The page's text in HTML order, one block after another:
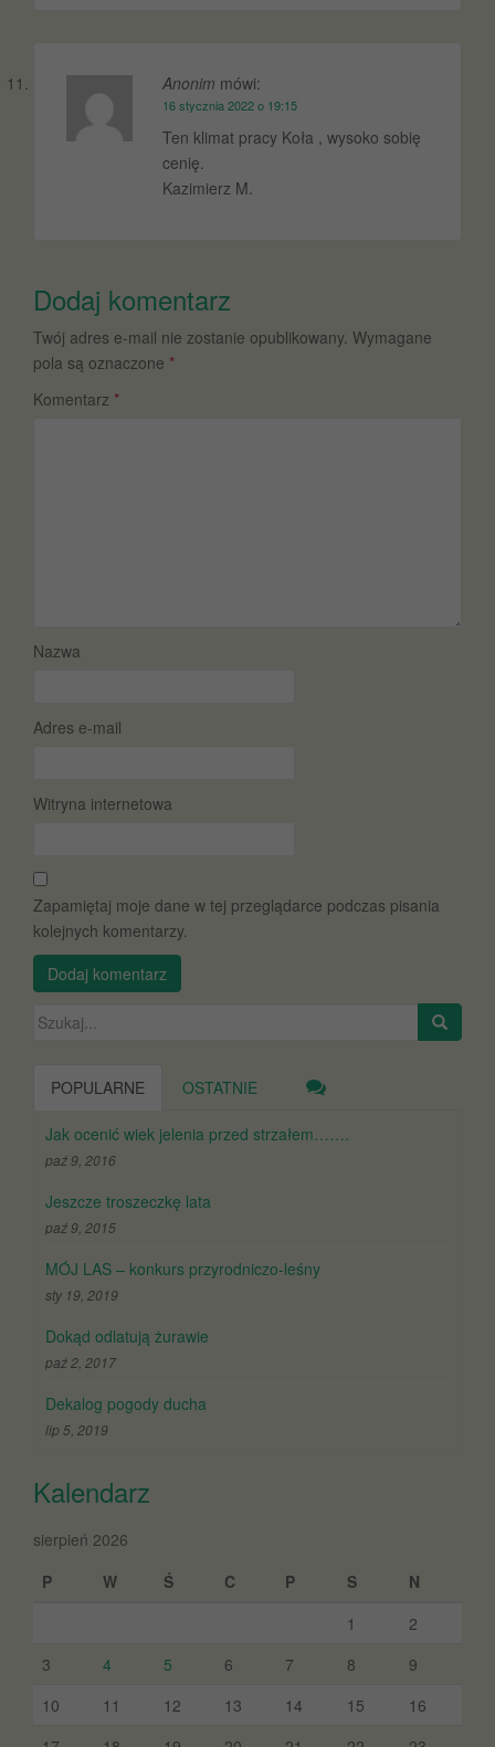
Anonim mówi:
16 stycznia 2022 o 19:15
Ten klimat pracy Koła , wysoko sobię
cenię.
Kazimierz M.
Dodaj komentarz
Twój adres e-mail nie zostanie opublikowany. Wymagane
pola są oznaczone *
Komentarz *
Nazwa
Adres e-mail
Witryna internetowa
Zapamiętaj moje dane w tej przeglądarce podczas pisania
kolejnych komentarzy.
Szukaj:
POPULARNE OSTATNIE
Jak ocenić wiek jelenia przed strzałem…….
paź 9, 2016
Jeszcze troszeczkę lata
paź 9, 2015
MÓJ LAS – konkurs przyrodniczo-leśny
sty 19, 2019
Dokąd odlatują żurawie
paź 2, 2017
Dekalog pogody ducha
lip 5, 2019
Kalendarz
sierpień 2026
P
W Ś C P S
N
1
2
3
4 5 6 7 8
9
10
11 12 13 14 15
16